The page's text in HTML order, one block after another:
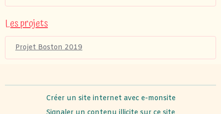
Les projets
Projet Boston 2019
Créer un site internet avec e-monsite